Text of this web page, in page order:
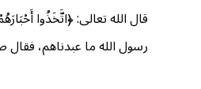
قال الله تعالى: ﴿اتَّخَذُوا
رسول الله ما عبدناهم، فقال